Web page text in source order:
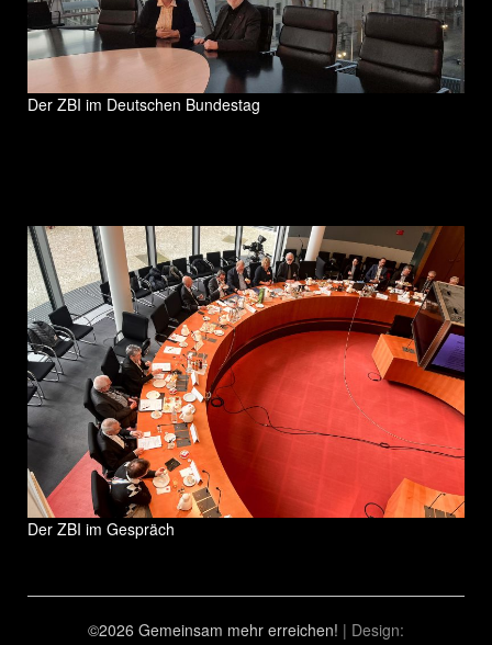
Der ZBI im Deutschen Bundestag
Der ZBI im Gespräch
©2026 Gemeinsam mehr erreichen! | Design: